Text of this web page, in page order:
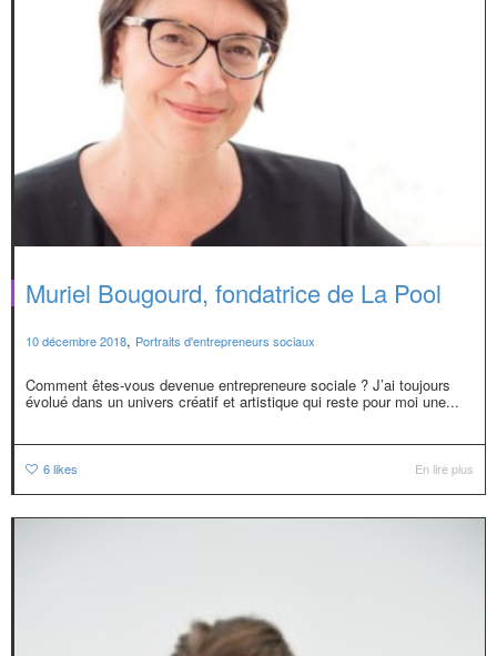
Muriel Bougourd, fondatrice de La Pool
10 décembre 2018, Portraits d'entrepreneurs sociaux
Comment êtes-vous devenue entrepreneure sociale ? J’ai toujours
évolué dans un univers créatif et artistique qui reste pour moi une...
6likes En lire plus